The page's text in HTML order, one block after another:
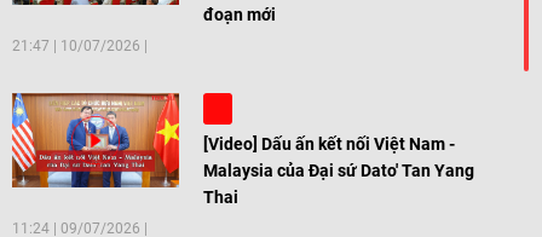
đoạn mới
21:47 10/07/2026
[Video] Dấu ấn kết nối Việt Nam -
Malaysia của Đại sứ Dato' Tan Yang
Thai
11:24 09/07/2026